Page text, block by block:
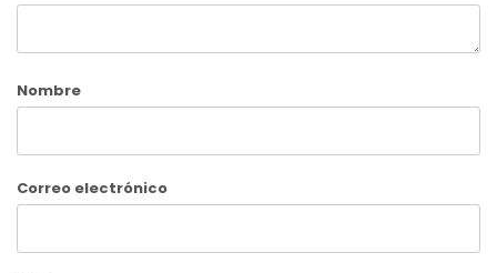
Nombre
Correo electrónico